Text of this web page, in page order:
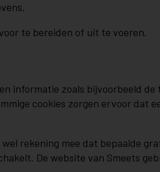
te bereiden of uit te voeren.
informatie zoals bijvoorbeeld
cookies zorgen ervoor dat
rekening mee dat bepaalde
De website van Smeets